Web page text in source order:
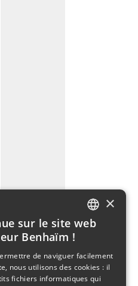
FRENCH
×
sur le site web
Benhaïm !
de naviguer facilement
nous utilisons des cookies : il
fichiers informatiques qui